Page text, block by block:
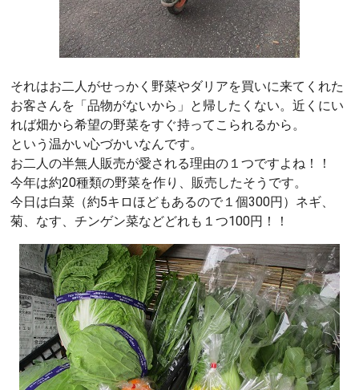
それはお二人がせっかく野菜やダリアを買いに来てくれた
お客さんを「品物がないから」と帰したくない。近くにい
れば畑から希望の野菜をすぐ持ってこられるから。
という温かい心づかいなんです。
お二人の半無人販売が愛される理由の１つですよね！！
今年は約20種類の野菜を作り、販売したそうです。
今日は白菜（約5キロほどもあるので１個300円）ネギ、
菊、なす、チンゲン菜などどれも１つ100円！！